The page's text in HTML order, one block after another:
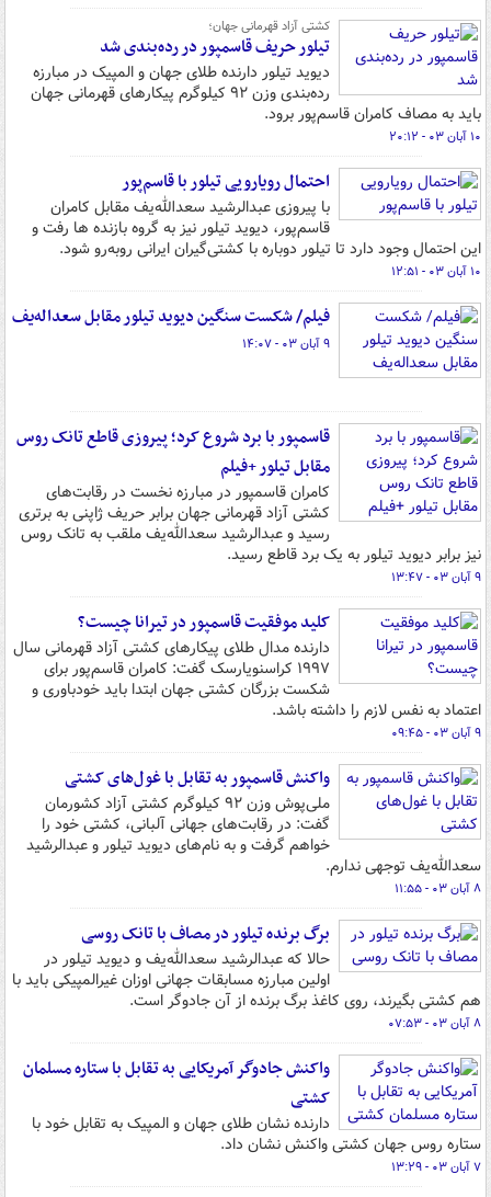
کشتی آزاد قهرمانی جهان؛
تیلور حریف قاسمپور در رده‌بندی شد
دیوید تیلور دارنده طلای جهان و المپیک در مبارزه
رده‌بندی وزن ۹۲ کیلوگرم پیکارهای قهرمانی جهان
باید به مصاف کامران قاسم‌پور برود.
۱۰ آبان ۰۳ - ۲۰:۱۲
احتمال رویارویی تیلور با قاسم‌پور
با پیروزی عبدالرشید سعدالله‌یف مقابل کامران
قاسم‌پور، دیوید تیلور نیز به گروه بازنده ها رفت و
این احتمال وجود دارد تا تیلور دوباره با کشتی‌گیران ایرانی روبه‌رو شود.
۱۰ آبان ۰۳ - ۱۲:۵۱
فیلم/ شکست سنگین دیوید تیلور مقابل سعداله‌یف
۹ آبان ۰۳ - ۱۴:۰۷
قاسمپور با برد شروع کرد؛ پیروزی قاطع تانک روس
مقابل تیلور +فیلم
کامران قاسمپور در مبارزه نخست در رقابت‌های
کشتی آزاد قهرمانی جهان برابر حریف ژاپنی به برتری
رسید و عبدالرشید سعدالله‌یف ملقب به تانک روس
نیز برابر دیوید تیلور به یک برد قاطع رسید.
۹ آبان ۰۳ - ۱۳:۴۷
کلید موفقیت قاسمپور در تیرانا چیست؟
دارنده مدال طلای پیکارهای کشتی آزاد قهرمانی سال
۱۹۹۷ کراسنویارسک گفت: کامران قاسم‌پور برای
شکست بزرگان کشتی جهان ابتدا باید خودباوری و
اعتماد به نفس لازم را داشته باشد.
۹ آبان ۰۳ - ۰۹:۴۵
واکنش قاسمپور به تقابل با غول‌های کشتی
ملی‌پوش وزن ۹۲ کیلوگرم کشتی آزاد کشورمان
گفت: در رقابت‌های جهانی آلبانی، کشتی خود را
خواهم گرفت و به نام‌های دیوید تیلور و عبدالرشید
سعدالله‌یف توجهی ندارم.
۸ آبان ۰۳ - ۱۱:۵۵
برگ برنده تیلور در مصاف با تانک روسی
حالا که عبدالرشید سعدالله‌یف و دیوید تیلور در
اولین مبارزه مسابقات جهانی اوزان غیرالمپیکی باید با
هم کشتی بگیرند، روی کاغذ برگ برنده از آن جادوگر است.
۸ آبان ۰۳ - ۰۷:۵۳
واکنش جادوگر آمریکایی به تقابل با ستاره مسلمان
کشتی
دارنده نشان طلای جهان و المپیک به تقابل خود با
ستاره روس جهان کشتی واکنش نشان داد.
۷ آبان ۰۳ - ۱۳:۲۹